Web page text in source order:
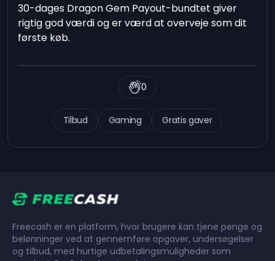
30-dages Dragon Gem Payout-bundtet giver
rigtig god værdi og er værd at overveje som dit
første køb.
Tilbud Gaming Gratis gaver
0
Freecash er en platform, hvor brugere kan tjene penge og
belønninger ved at gennemføre opgaver, undersøgelser
og tilbud, med hurtige udbetalingsmuligheder som